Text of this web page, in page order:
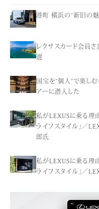
港町 横浜の“新旧の
レクサスカード会員
選
国宝を“個人”で楽し
アーに潜入した
私がLEXUSに乗る理
ライフスタイル」／
郎氏
私がLEXUSに乗る理
ライフスタイル」／